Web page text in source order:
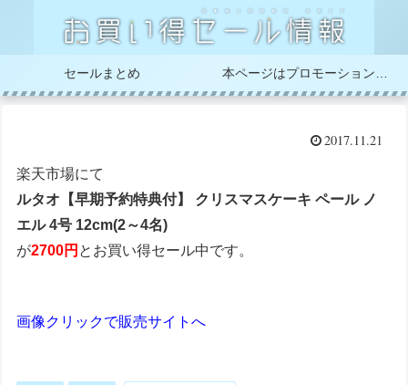
セールまとめ
2017.11.21
楽天市場にて
ルタオ【早期予約特典付】 クリスマスケーキ ペール ノ
エル 4号 12cm(2～4名)
が2700円 とお買い得セール中です。
画像クリックで販売サイトへ